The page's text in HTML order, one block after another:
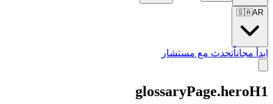
🇸🇦AR
ابدأ مجاناًتحدث مع مستشار
glossaryPage.heroH1